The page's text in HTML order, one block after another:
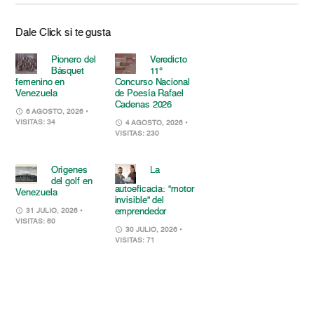
Dale Click si te gusta
Pionero del
Básquet
femenino en
Venezuela
6 AGOSTO, 2026 •
VISITAS: 34
Veredicto
11°
Concurso Nacional
de Poesía Rafael
Cadenas 2026
4 AGOSTO, 2026 •
VISITAS: 230
Orígenes
del golf en
Venezuela
31 JULIO, 2026 •
VISITAS: 60
La
autoeficacia: “motor
invisible” del
emprendedor
30 JULIO, 2026 •
VISITAS: 71